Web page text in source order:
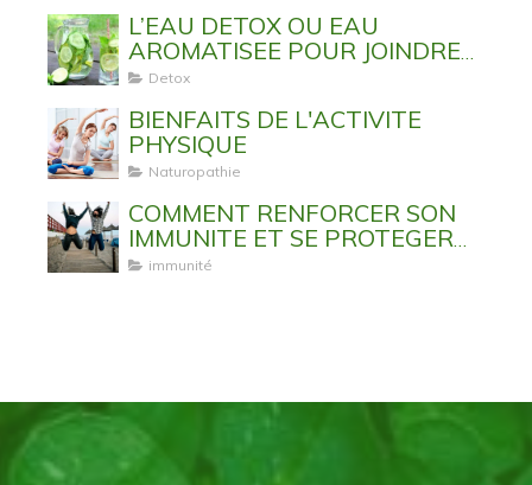
L’EAU DETOX OU EAU
AROMATISEE POUR JOINDRE
L’UTILE A L’AGREABLE
Detox
BIENFAITS DE L'ACTIVITE
PHYSIQUE
Naturopathie
COMMENT RENFORCER SON
IMMUNITE ET SE PROTEGER
DES VIRUS ET MALADIES
immunité